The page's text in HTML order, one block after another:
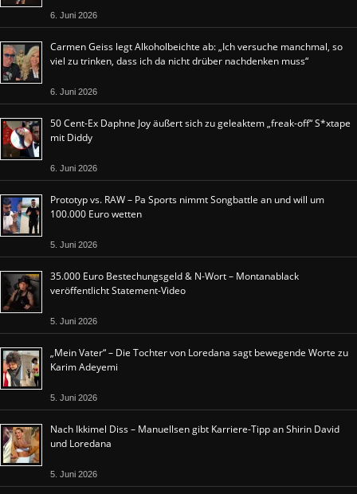
6. Juni 2026
Carmen Geiss legt Alkoholbeichte ab: „Ich versuche manchmal, so
viel zu trinken, dass ich da nicht drüber nachdenken muss“
6. Juni 2026
50 Cent-Ex Daphne Joy äußert sich zu geleaktem „freak-off“ S*xtape
mit Diddy
6. Juni 2026
Prototyp vs. RAW – Pa Sports nimmt Songbattle an und will um
100.000 Euro wetten
5. Juni 2026
35.000 Euro Bestechungsgeld & N-Wort – Montanablack
veröffentlicht Statement-Video
5. Juni 2026
„Mein Vater“ – Die Tochter von Loredana sagt bewegende Worte zu
Karim Adeyemi
5. Juni 2026
Nach Ikkimel Diss – Manuellsen gibt Karriere-Tipp an Shirin David
und Loredana
5. Juni 2026